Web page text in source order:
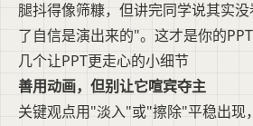
腿抖得像筛糠，但讲完同学说其实
了自信是演出来的"。这才是你的PPT
几个让PPT更走心的小细节
善用动画，但别让它喧宾夺主
关键观点用"淡入"或"擦除"平稳出现